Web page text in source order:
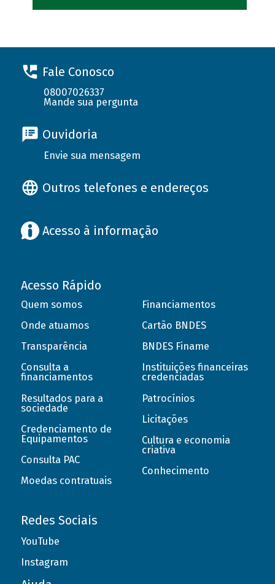
Fale Conosco
08007026337
Mande sua pergunta
Ouvidoria
Envie sua mensagem
Outros telefones e endereços
Acesso à informação
Acesso Rápido
Quem somos
Onde atuamos
Transparência
Consulta a
financiamentos
Resultados para a
sociedade
Credenciamento de
Equipamentos
Consulta PAC
Moedas contratuais
Financiamentos
Cartão BNDES
BNDES Finame
Instituições financeiras
credenciadas
Patrocínios
Licitações
Cultura e economia
criativa
Conhecimento
Redes Sociais
YouTube
Instagram